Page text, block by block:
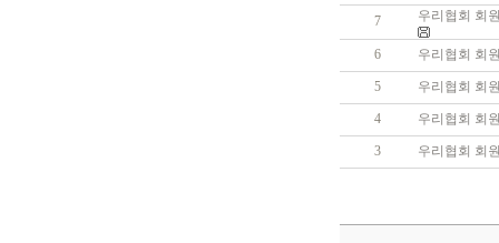
7 우리협회 회
6 우리협회 회
5 우리협회 회
4 우리협회 회
3 우리협회 회